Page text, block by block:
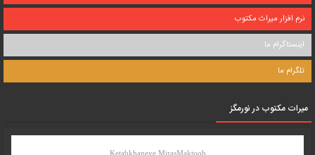
نرم افزار میراث مکتوب
اینستاگرام ما
تلگرام ما
میرات مکتوب در نورمگز
Ketabkhaneye MirasMaktoob